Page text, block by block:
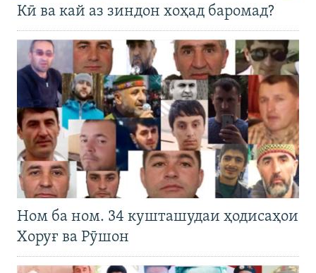
Кӣ ва кай аз зиндон хоҳад баромад?
Ном ба ном. 34 кушташудаи ҳодисаҳои
Хоруғ ва Рӯшон